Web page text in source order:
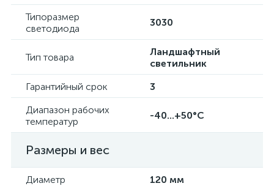
Типоразмер
светодиода
3030
Тип товара
Ландшафтный
светильник
Гарантийный срок
3
Диапазон рабочих
температур
-40...+50°C
Размеры и вес
Диаметр
120 мм